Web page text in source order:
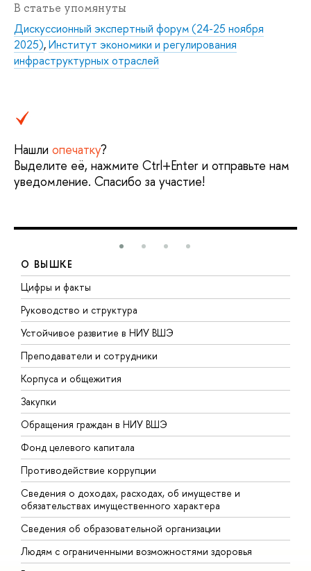
В статье упомянуты
Дискуссионный экспертный форум (24-25 ноября
2025),Институт экономики и регулирования
инфраструктурных отраслей
Нашли опечатку?
Выделите её, нажмите Ctrl+Enter и отправьте нам
уведомление. Спасибо за участие!
О ВЫШКЕ
Цифры и факты
Руководство и структура
Устойчивое развитие в НИУ ВШЭ
Преподаватели и сотрудники
Корпуса и общежития
Закупки
Обращения граждан в НИУ ВШЭ
Фонд целевого капитала
Противодействие коррупции
Сведения о доходах, расходах, об имуществе и
обязательствах имущественного характера
Сведения об образовательной организации
Людям с ограниченными возможностями здоровья